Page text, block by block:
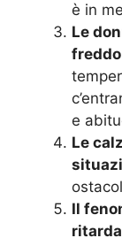
è in
Le
e
Le
Il